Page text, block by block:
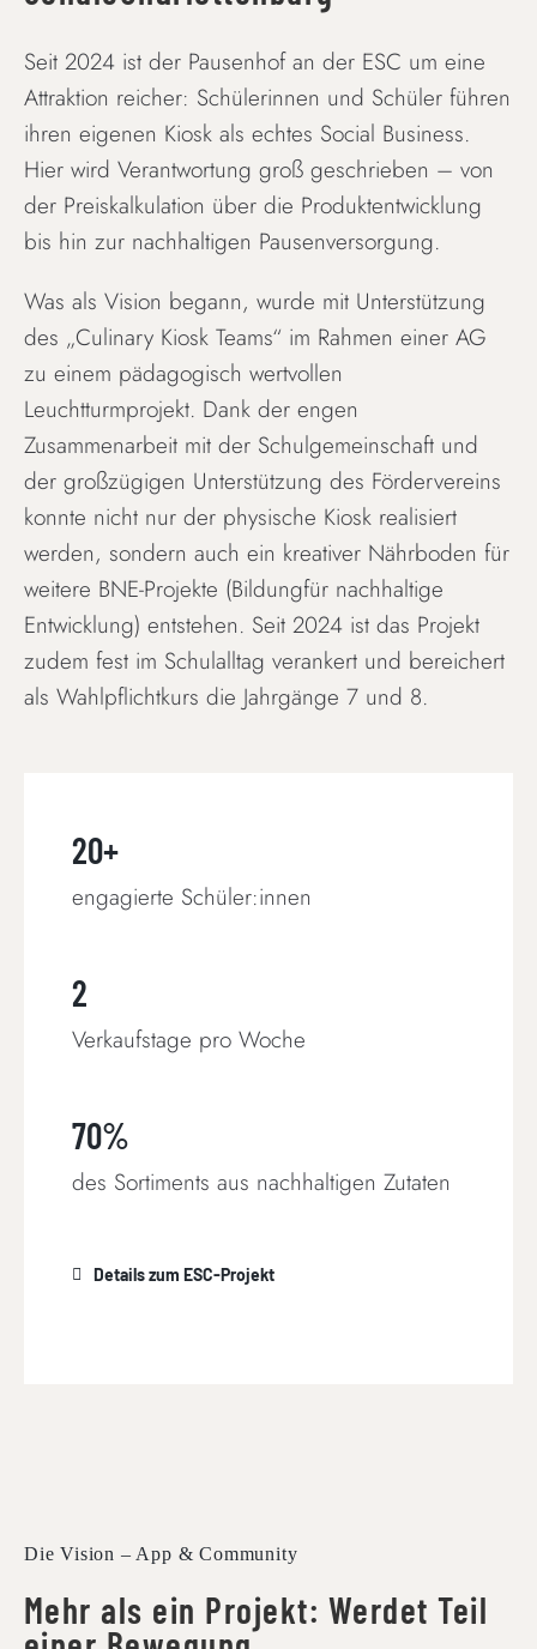
Seit 2024 ist der Pausenhof an der ESC um eine
Attraktion reicher: Schülerinnen und Schüler führen
ihren eigenen Kiosk als echtes Social Business.
Hier wird Verantwortung groß geschrieben – von
der Preiskalkulation über die Produktentwicklung
bis hin zur nachhaltigen Pausenversorgung.
Was als Vision begann, wurde mit Unterstützung
des „Culinary Kiosk Teams“ im Rahmen einer AG
zu einem pädagogisch wertvollen
Leuchtturmprojekt. Dank der engen
Zusammenarbeit mit der Schulgemeinschaft und
der großzügigen Unterstützung des Fördervereins
konnte nicht nur der physische Kiosk realisiert
werden, sondern auch ein kreativer Nährboden für
weitere BNE-Projekte (Bildungfür nachhaltige
Entwicklung) entstehen. Seit 2024 ist das Projekt
zudem fest im Schulalltag verankert und bereichert
als Wahlpflichtkurs die Jahrgänge 7 und 8.
20+
engagierte Schüler:innen
2
Verkaufstage pro Woche
70%
des Sortiments aus nachhaltigen Zutaten
Details zum ESC-Projekt
Die Vision – App & Community
Mehr als ein Projekt: Werdet Teil